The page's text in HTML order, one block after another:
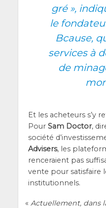
gré »,
le
Bcause,
ser­vices à
de
Et les ache­teurs s’y
Pour Sam Doc­tor,
socié­té
Advi­sers, les
ren­ce­raient pas
vente pour satis­faire
institutionnels.
« Actuel­le­ment, dans